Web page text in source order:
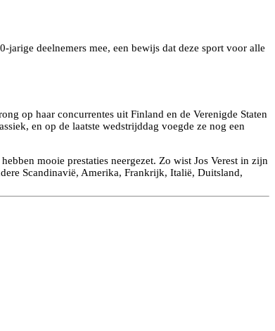
deelnemers mee, een bewijs dat deze sport voor alle
op haar concurrentes uit Finland en de Verenigde Staten
en op de laatste wedstrijddag voegde ze nog een
mooie prestaties neergezet. Zo wist Jos Verest in zijn
Scandinavië, Amerika, Frankrijk, Italië, Duitsland,